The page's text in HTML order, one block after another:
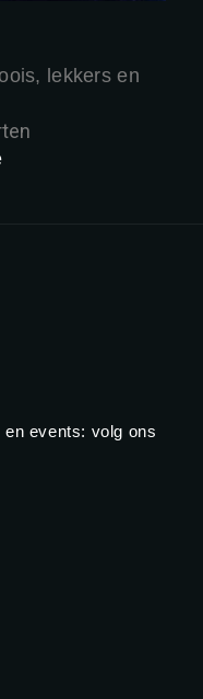
lekkers en
events: volg ons